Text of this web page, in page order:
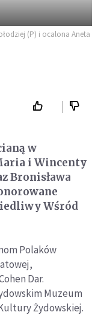
(P) i ocalona Aneta
w
i Wincenty
Bronisława
Wśród
Polaków
Dar.
Muzeum
Żydowskiej.